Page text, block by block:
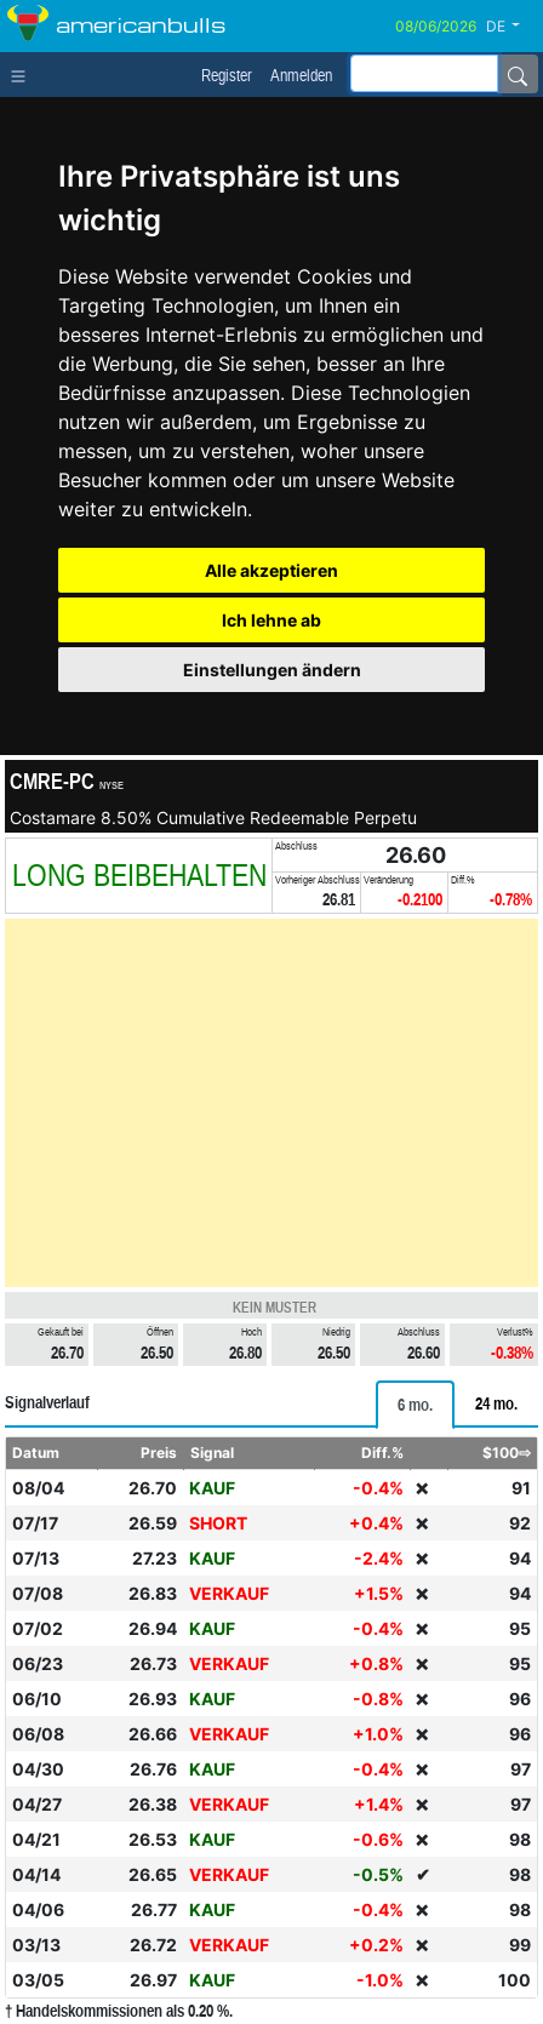
Ihre Privatsphäre ist uns
wichtig
Diese Website verwendet Cookies und
Targeting Technologien, um Ihnen ein
besseres Internet-Erlebnis zu ermöglichen und
die Werbung, die Sie sehen, besser an Ihre
Bedürfnisse anzupassen. Diese Technologien
nutzen wir außerdem, um Ergebnisse zu
messen, um zu verstehen, woher unsere
Besucher kommen oder um unsere Website
weiter zu entwickeln.
Alle akzeptieren
Ich lehne ab
Einstellungen ändern
americanbulls DE
Register Anmelden
CMRE-PC NYSE
Costamare 8.50% Cumulative Redeemable Perpetu
LONG BEIBEHALTEN
Abschluss 26.60
Vorheriger Abschluss
26.81
Veränderung
-0.2100
Diff.%
-0.78%
KEIN MUSTER
Gekauft bei
26.70
Öffnen
26.50
Hoch
26.80
Niedrig
26.50
Abschluss
26.60
Verlust%
-0.38%
Signalverlauf 6 mo. 24 mo.
Datum Preis Signal Diff.% $100⇨
08/04 26.70 KAUF -0.4% ❌
91
07/17
26.59 SHORT +0.4% ❌
92
07/13
27.23 KAUF -2.4% ❌
94
07/08
26.83 VERKAUF +1.5% ❌
94
07/02
26.94 KAUF -0.4% ❌
95
06/23
26.73 VERKAUF +0.8% ❌
95
06/10
26.93 KAUF -0.8% ❌
96
06/08
26.66 VERKAUF +1.0% ❌
96
04/30
26.76 KAUF -0.4% ❌
97
04/27
26.38 VERKAUF +1.4% ❌
97
04/21
26.53 KAUF -0.6% ❌
98
04/14
26.65 VERKAUF -0.5% ✔
98
04/06
26.77 KAUF -0.4% ❌
98
03/13
26.72 VERKAUF +0.2% ❌
99
03/05
26.97 KAUF -1.0% ❌ 100
† Handelskommissionen als 0.20 %.